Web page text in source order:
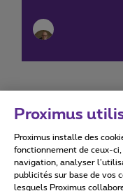
Conditions
Proximus
Proximus installe des
fonctionnement de ceux-
navigation, analyser
publicités sur base de vos
lesquels Proximus